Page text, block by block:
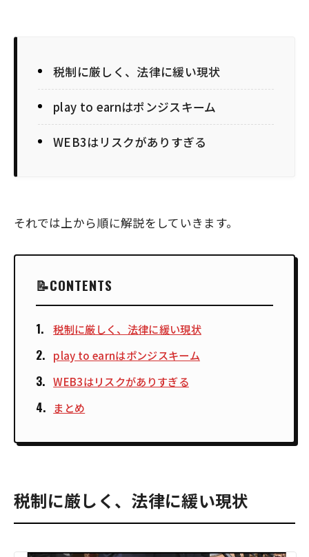
税制に厳しく、法律に緩い現状
play to earnはポンジスキーム
WEB3はリスクがありすぎる
それでは上から順に解説をしていきます。
CONTENTS
税制に厳しく、法律に緩い現状
play to earnはポンジスキーム
WEB3はリスクがありすぎる
まとめ
税制に厳しく、法律に緩い現状